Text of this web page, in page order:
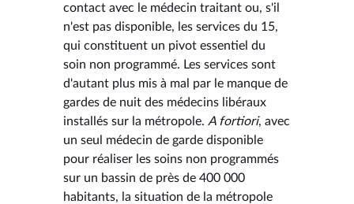
contact avec le médecin traitant ou, s'il
n'est pas disponible, les services du 15,
qui constituent un pivot essentiel du
soin non programmé. Les services sont
d'autant plus mis à mal par le manque de
gardes de nuit des médecins libéraux
installés sur la métropole. A fortiori, avec
un seul médecin de garde disponible
pour réaliser les soins non programmés
sur un bassin de près de 400 000
habitants, la situation de la métropole